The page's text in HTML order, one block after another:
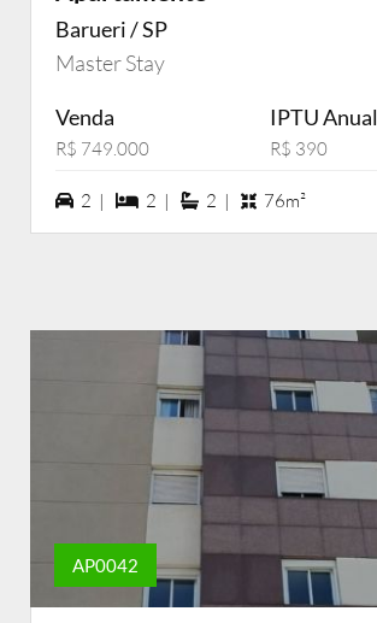
Barueri / SP
Master Stay
Venda
R$ 749.000
IPTU Anual
R$ 390
2 vagas na garagem
2 | 2 dormiórios
2 | 2 suítes
2 | 76m²
AP0042